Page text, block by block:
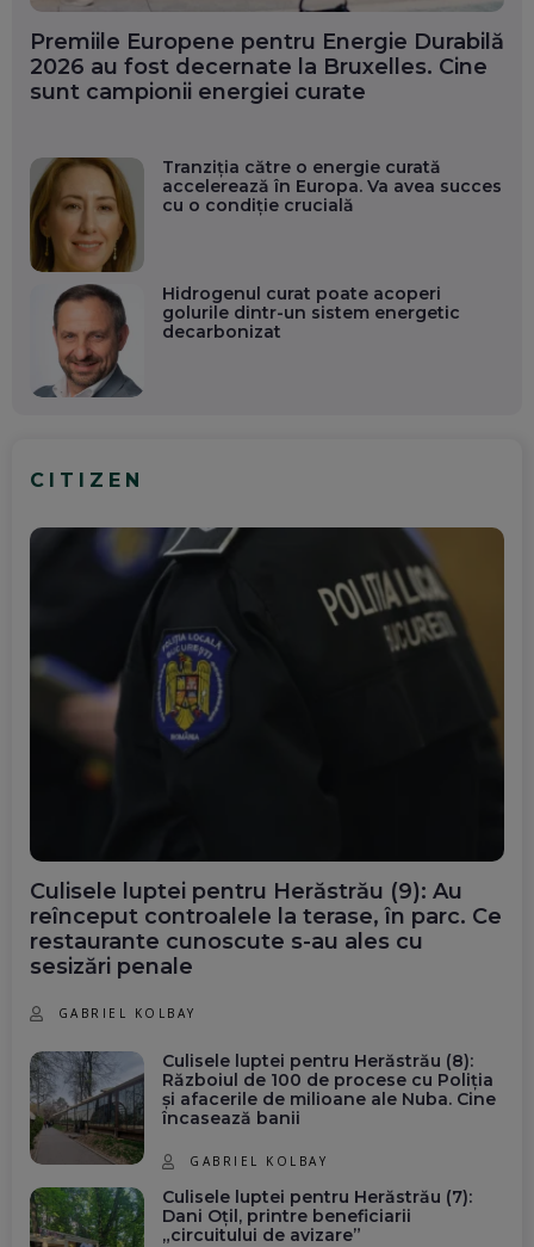
Premiile Europene pentru Energie Durabilă
2026 au fost decernate la Bruxelles. Cine
sunt campionii energiei curate
Tranziția către o energie curată
accelerează în Europa. Va avea succes
cu o condiție crucială
Hidrogenul curat poate acoperi
golurile dintr-un sistem energetic
decarbonizat
CITIZEN
Culisele luptei pentru Herăstrău (9): Au
reînceput controalele la terase, în parc. Ce
restaurante cunoscute s-au ales cu
sesizări penale
GABRIEL KOLBAY
Culisele luptei pentru Herăstrău (8):
Războiul de 100 de procese cu Poliția
și afacerile de milioane ale Nuba. Cine
încasează banii
GABRIEL KOLBAY
Culisele luptei pentru Herăstrău (7):
Dani Oțil, printre beneficiarii
„circuitului de avizare”